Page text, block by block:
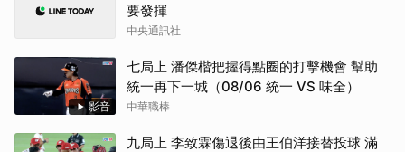
要發揮
中央通訊社
影音
七局上 潘傑楷把握得點圈的打擊機會 幫助
統一再下一城（08/06 統一 VS 味全）
中華職棒
九局上 李致霖傷退後由王伯洋接替投球 滿